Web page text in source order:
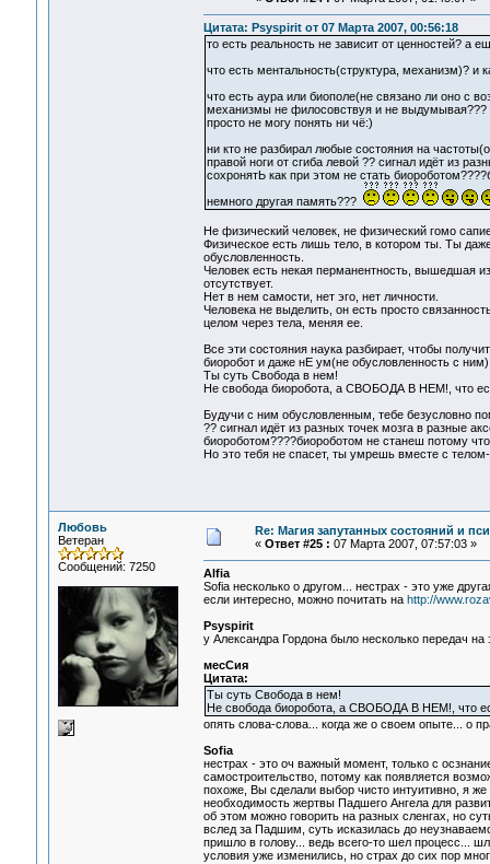
Цитата: Psyspirit от 07 Марта 2007, 00:56:18
то есть реальность не зависит от ценностей? а
что есть ментальность(структура, механизм)? и
что есть аура или биополе(не связано ли оно с
механизмы не филосовствуя и не выдумывая???
просто не могу понять ни чё:)
ни кто не разбирал любые состояния на
правой ноги от сгиба левой ?? сигнал идёт из
сохронятЬ как при этом не стать
немного другая память???
Не физический человек, не физический гомо
Физическое есть лишь тело, в котором ты. Ты
обусловленность.
Человек есть некая перманентность, вышедшая
отсутствует.
Нет в нем самости, нет эго, нет личности.
Человека не выделить, он есть просто
целом через тела, меняя ее.
Все эти состояния наука разбирает, чтобы
биоробот и даже нЕ ум(не обусловленность с
Ты суть Свобода в нем!
Не свобода биоробота, а СВОБОДА В НЕМ!, что
Будучи с ним обусловленным, тебе безусловно
?? сигнал идёт из разных точек мозга в разные
биороботом????биороботом не станеш потому
Но это тебя не спасет, ты умрешь вместе с
Любовь
Ветеран
Сообщений: 7250
Re: Магия запутанных состояний и
« Ответ #25 : 07 Марта 2007, 07:57:03 »
Alfia
Sofia несколько о другом... нестрах - это уже
если интересно, можно почитать на http://
Psyspirit
у Александра Гордона было несколько передач
месСия
Цитата:
Ты суть Свобода в нем!
Не свобода биоробота, а СВОБОДА В НЕМ!, что
опять слова-слова... когда же о своем опыте... о
Sofia
нестрах - это оч важный момент, только с
самостроительство, потому как появляется
похоже, Вы сделали выбор чисто интуитивно, я
необходимость жертвы Падшего Ангела для
об этом можно говорить на разных сленгах, но
вслед за Падшим, суть исказилась до
пришло в голову... ведь всего-то шел процесс...
условия уже изменились, но страх до сих пор